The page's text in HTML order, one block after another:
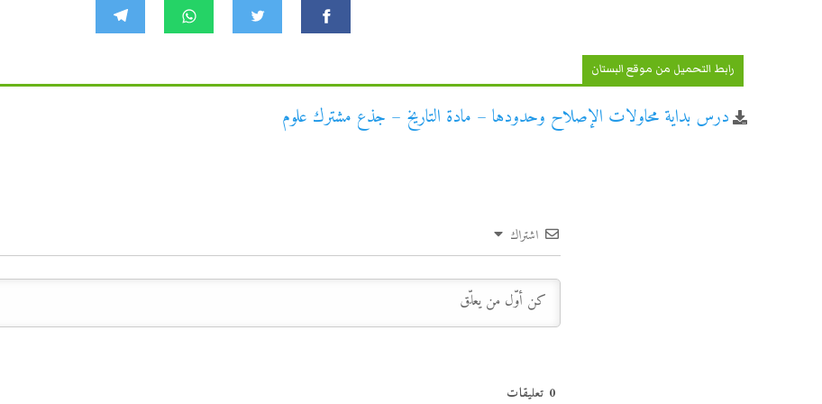
رابط التحميل من موقع البستان
درس بداية محاولات الإصلاح وحدودها – مادة التاريخ – جذع مشترك علوم
اشتراك
0 تعليقات